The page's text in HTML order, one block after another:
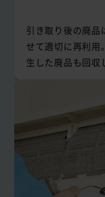
引き取り後の廃品
せて適切に再利用
生した廃品も回収